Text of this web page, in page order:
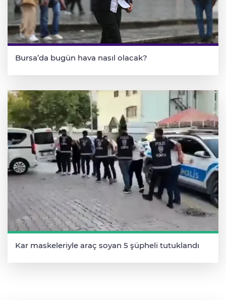
Bursa’da bugün hava nasıl olacak?
Kar maskeleriyle araç soyan 5 şüpheli tutuklandı